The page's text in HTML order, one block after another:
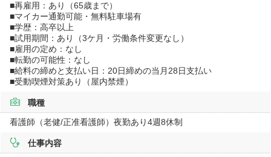
■再雇用：あり（65歳まで）
■マイカー通勤可能・無料駐車場有
■学歴：高卒以上
■試用期間：あり（3ケ月・労働条件変更なし）
■雇用の定め：なし
■転勤の可能性：なし
■給料の締めと支払い日：20日締めの当月28日支払い
■受動喫煙対策あり（屋内禁煙）
職種
看護師（老健/正准看護師）夜勤あり4週8休制
仕事内容